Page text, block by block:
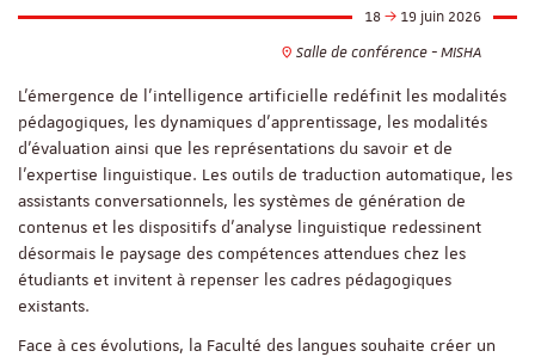
18
19 juin 2026
Salle de conférence - MISHA
L’émergence de l’intelligence artificielle redéfinit les modalités
pédagogiques, les dynamiques d’apprentissage, les modalités
d’évaluation ainsi que les représentations du savoir et de
l’expertise linguistique. Les outils de traduction automatique, les
assistants conversationnels, les systèmes de génération de
contenus et les dispositifs d’analyse linguistique redessinent
désormais le paysage des compétences attendues chez les
étudiants et invitent à repenser les cadres pédagogiques
existants.
Face à ces évolutions, la Faculté des langues souhaite créer un